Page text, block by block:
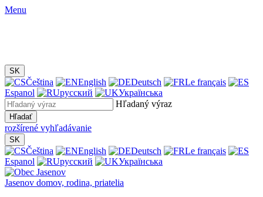
Menu
SK
Čeština English Deutsch
Le français
Espanol
русский
Українська
Hľadaný výraz
Hľadať
rozšírené vyhľadávanie
SK
Čeština English Deutsch
Le français
Espanol
русский Українська
Jasenov domov, rodina, priatelia